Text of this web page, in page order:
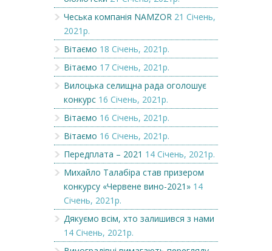
Чеська компанія NAMZOR 21 Січень,
2021р.
Вітаємо 18 Січень, 2021р.
Вітаємо 17 Січень, 2021р.
Вилоцька селищна рада оголошує
конкурс 16 Січень, 2021р.
Вітаємо 16 Січень, 2021р.
Вітаємо 16 Січень, 2021р.
Передплата – 2021 14 Січень, 2021р.
Михайло Талабіра став призером
конкурсу «Червене вино-2021» 14
Січень, 2021р.
Дякуємо всім, хто залишився з нами
14 Січень, 2021р.